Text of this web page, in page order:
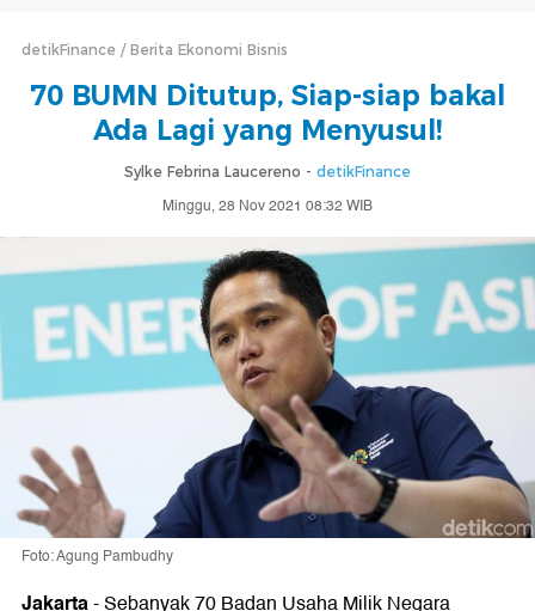
detikFinance Berita Ekonomi Bisnis
70 BUMN Ditutup, Siap-siap bakal
Ada Lagi yang Menyusul!
Sylke Febrina Laucereno - detikFinance
Minggu, 28 Nov 2021 08:32 WIB
Foto: Agung Pambudhy
Jakarta-Sebanyak 70 Badan Usaha Milik Negara